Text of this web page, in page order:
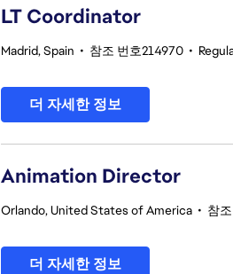
LT Coordinator
Madrid, Spain • 참조 번호214970 •
더 자세한 정보
Animation Director
Orlando, United States of America • 참
더 자세한 정보